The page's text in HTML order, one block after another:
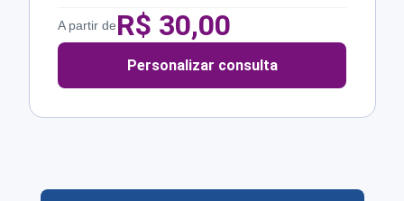
A partir deR$ 30,00
Personalizar consulta